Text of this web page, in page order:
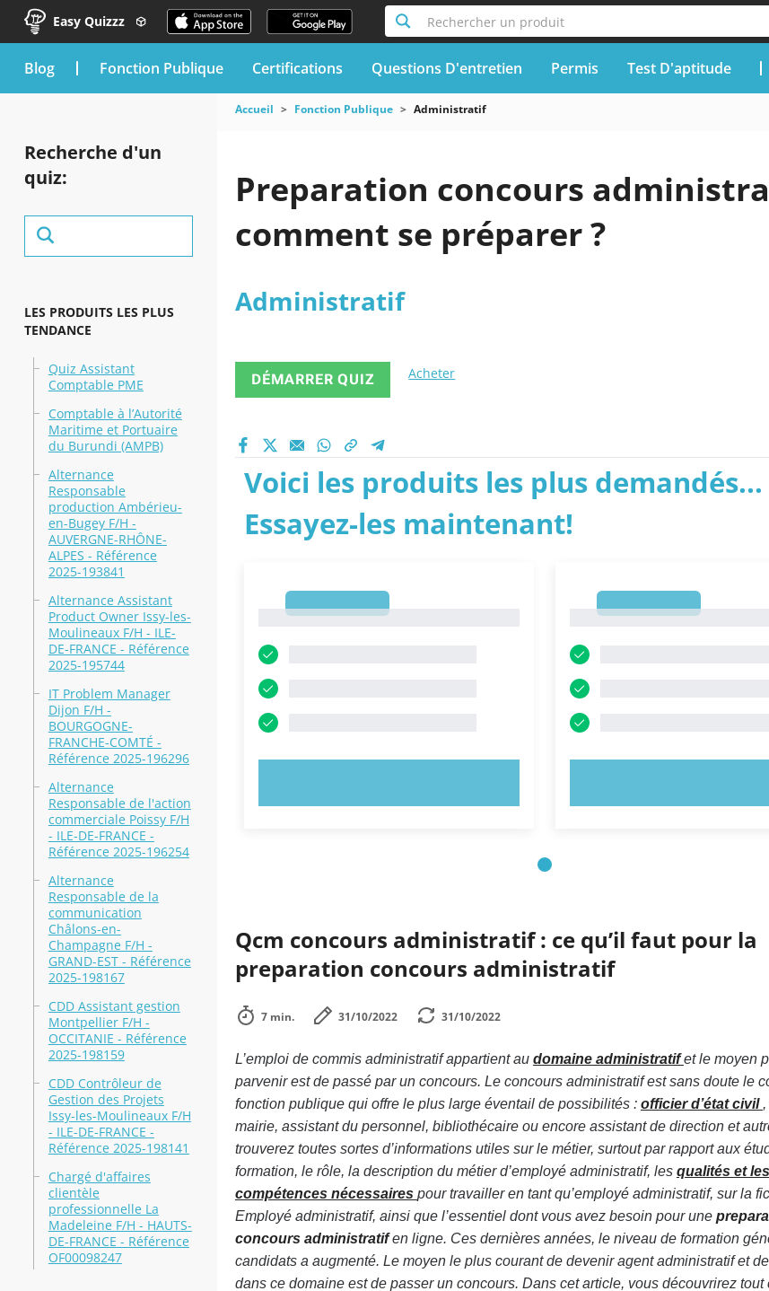
Easy Quizzz Rechercher un produit
blog Fonction Publique Certifications Questions D'entretien Permis Test D'aptitude
Recherche d'un
quiz:
LES PRODUITS LES PLUS
TENDANCE
Quiz Assistant
Comptable PME
Comptable à l’Autorité
Maritime et Portuaire
du Burundi (AMPB)
Alternance
Responsable
production Ambérieu-
en-Bugey F/H -
AUVERGNE-RHÔNE-
ALPES - Référence
2025-193841
Alternance Assistant
Product Owner Issy-les-
Moulineaux F/H - ILE-
DE-FRANCE - Référence
2025-195744
IT Problem Manager
Dijon F/H -
BOURGOGNE-
FRANCHE-COMTÉ -
Référence 2025-196296
Alternance
Responsable de l'action
commerciale Poissy F/H
- ILE-DE-FRANCE -
Référence 2025-196254
Alternance
Responsable de la
communication
Châlons-en-
Champagne F/H -
GRAND-EST - Référence
2025-198167
CDD Assistant gestion
Montpellier F/H -
OCCITANIE - Référence
2025-198159
CDD Contrôleur de
Gestion des Projets
Issy-les-Moulineaux F/H
- ILE-DE-FRANCE -
Référence 2025-198141
Chargé d'affaires
clientèle
professionnelle La
Madeleine F/H - HAUTS-
DE-FRANCE - Référence
OF00098247
Accueil Fonction Publique Administratif
Preparation concours
comment se préparer ?
Administratif
DÉMARRER QUIZ Acheter
Voici les produits les plus demandés...
Essayez-les maintenant!
Qcm concours administratif : ce qu’il faut pour la
preparation concours administratif
7 min. 31/10/2022 31/10/2022
L’emploi de commis administratif appartient au domaine administratifet le moyen
parvenir est de passé par un concours. Le concours administratif est sans doute le
fonction publique qui offre le plus large éventail de possibilités : officier d’état civil
mairie, assistant du personnel, bibliothécaire ou encore assistant de direction et
trouverez toutes sortes d’informations utiles sur le métier, surtout par rapport aux
formation, le rôle, la description du métier d’employé administratif, les qualités et les
compétences nécessaires pour travailler en tant qu’employé administratif, sur la
Employé administratif, ainsi que l’essentiel dont vous avez besoin pour une
concours administratifen ligne. Ces dernières années, le niveau de formation
candidats a augmenté. Le moyen le plus courant de devenir agent administratif et
dans ce domaine est de passer un concours. Dans cet article, vous découvrirez tout